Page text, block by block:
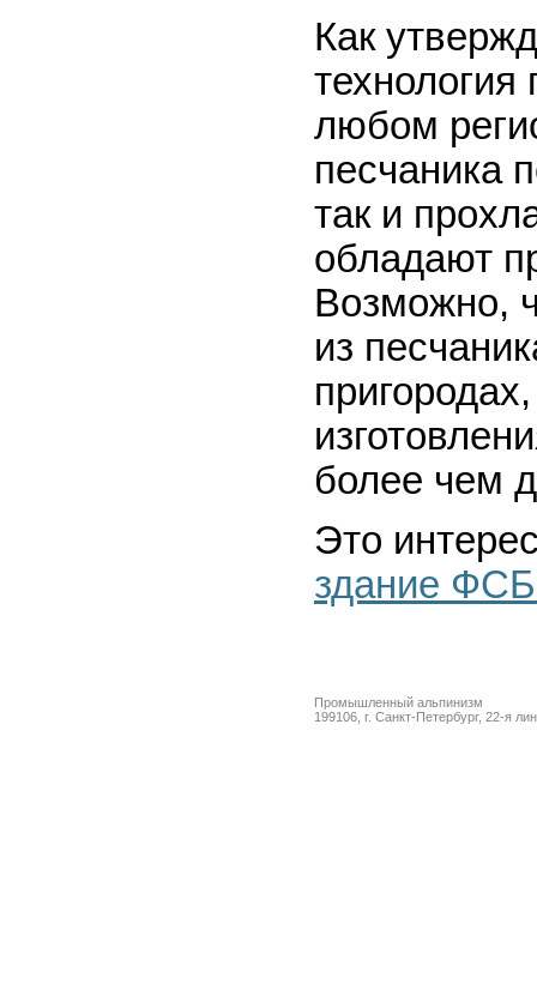
Как
технология
любом
песчаника
так и
обладают
Возможно,
из
более чем
Это
здание
Промышленный альпинизм
199106, г. Санкт-Петербург, 22-я